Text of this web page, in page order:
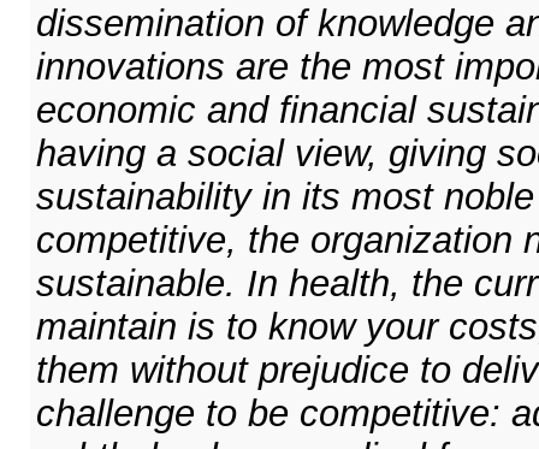
dissemination of knowledge
innovations are the most
economic and financial
having a social view, giving
sustainability in its most
competitive, the organization
sustainable. In health, the
maintain is to know your
them without prejudice to
challenge to be competitive: